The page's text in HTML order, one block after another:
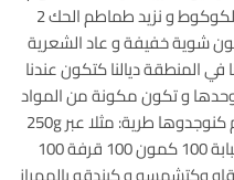
واحد 10 دقايق للحريرة بلا منقفل الكوكوط و نزيد طماطم الحك 2
شوية خفيفة و عاد الشعرية
في المنطقة ديالنا كتكون عندنا
و تكون مكونة من المواد
التالية و دائما قبل شهر رمضان الكريم كنوجدوها طرية: مثلا عبر 250g
سكين جبير , 250 كروية 1/2 وقية كبابة 100 كمون 100 قرفة 100